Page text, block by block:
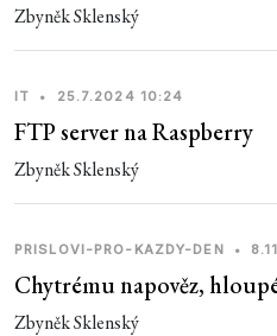
Zbyněk Sklenský
IT • 25.7.2024 10:24
FTP server na Raspberry
Zbyněk Sklenský
PRISLOVI-PRO-KAZDY-DEN •
Chytrému napověz,
Zbyněk Sklenský